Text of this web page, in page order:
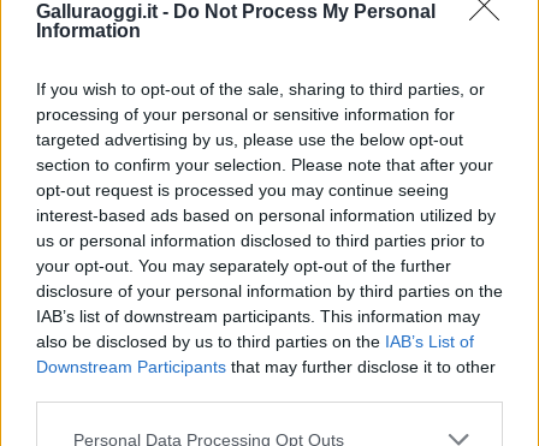
Galluraoggi.it - Do Not Process My Personal
Information
If you wish to opt-out of the sale, sharing to third parties, or
processing of your personal or sensitive information for
targeted advertising by us, please use the below opt-out
section to confirm your selection. Please note that after your
opt-out request is processed you may continue seeing
interest-based ads based on personal information utilized by
us or personal information disclosed to third parties prior to
your opt-out. You may separately opt-out of the further
disclosure of your personal information by third parties on the
IAB’s list of downstream participants. This information may
also be disclosed by us to third parties on the IAB’s List of
Downstream Participants that may further disclose it to other
Please note that this website/app uses one or more Google
Personal Data Processing Opt Outs
I nostri cari
I nostri cari
I nostri cari